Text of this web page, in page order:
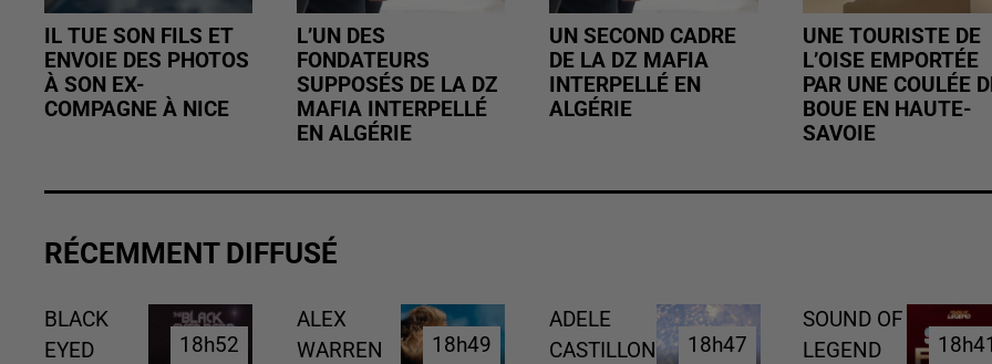
IL TUE SON FILS ET
ENVOIE DES PHOTOS
À SON EX-
COMPAGNE À NICE
L’UN DES
FONDATEURS
SUPPOSÉS DE LA DZ
MAFIA INTERPELLÉ
EN ALGÉRIE
UN SECOND CADRE
DE LA DZ MAFIA
INTERPELLÉ EN
ALGÉRIE
UNE TOURISTE DE
L’OISE EMPORTÉE
PAR UNE COULÉE
BOUE EN HAUTE-
SAVOIE
RÉCEMMENT DIFFUSÉ
BLACK
EYED
18h52
18h52
ALEX
WARREN
18h49
18h49
ADELE
CASTILLON
18h47
18h47
SOUND OF
LEGEND
18h41
18h41